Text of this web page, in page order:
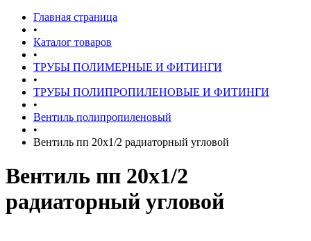
Главная страница
•
Каталог товаров
•
ТРУБЫ ПОЛИМЕРНЫЕ И ФИТИНГИ
•
ТРУБЫ ПОЛИПРОПИЛЕНОВЫЕ И ФИТИНГИ
•
Вентиль полипропиленовый
•
Вентиль пп 20х1/2 радиаторный угловой
Вентиль пп 20х1/2
радиаторный угловой